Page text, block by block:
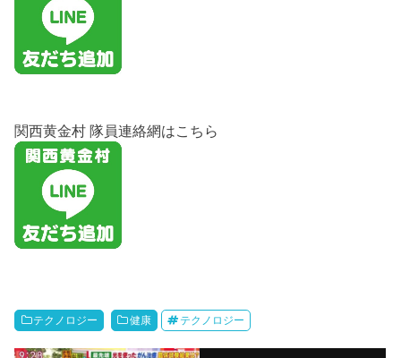
関西黄金村 隊員連絡網はこちら
テクノロジー 健康 テクノロジー